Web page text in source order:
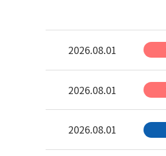
2026.08.01
2026.08.01
2026.08.01